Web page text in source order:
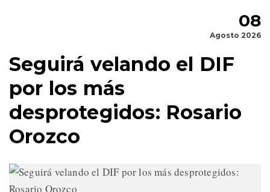
08
Agosto 2026
Seguirá velando el DIF
por los más
desprotegidos: Rosario
Orozco